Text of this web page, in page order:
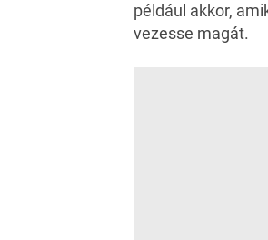
például akkor,
vezesse magát.